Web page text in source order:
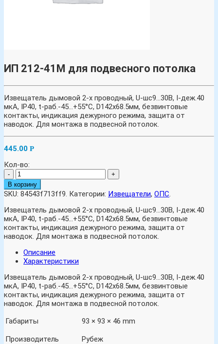
ИП 212-41М для подвесного потолка
Извещатель дымовой 2-х проводный, U-шс9…30В, I-деж.40
мкА, IP40, t-раб.-45…+55°С, D142х68.5мм, безвинтовые
контакты, индикация дежурного режима, защита от
наводок. Для монтажа в подвесной потолок.
445.00 Р
Кол-во:
-
+
В корзину
SKU: 84543f713ff9. Категории: Извещатели, ОПС.
Извещатель дымовой 2-х проводный, U-шс9…30В, I-деж.40
мкА, IP40, t-раб.-45…+55°С, D142х68.5мм, безвинтовые
контакты, индикация дежурного режима, защита от
наводок. Для монтажа в подвесной потолок.
Описание
Характеристики
Извещатель дымовой 2-х проводный, U-шс9…30В, I-деж.40
мкА, IP40, t-раб.-45…+55°С, D142х68.5мм, безвинтовые
контакты, индикация дежурного режима, защита от
наводок. Для монтажа в подвесной потолок.
Габариты
93 × 93 × 46 mm
Производитель Рубеж